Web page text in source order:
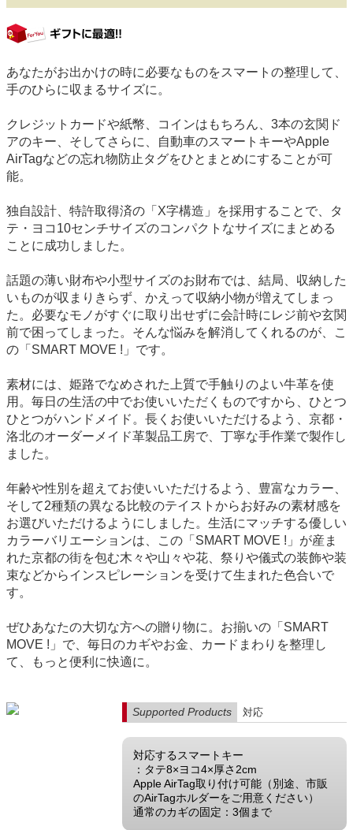
あなたがお出かけの時に必要なものをスマートの整理して、
手のひらに収まるサイズに。
クレジットカードや紙幣、コインはもちろん、3本の玄関ド
アのキー、そしてさらに、自動車のスマートキーやApple
AirTagなどの忘れ物防止タグをひとまとめにすることが可
能。
独自設計、特許取得済の「X字構造」を採用することで、タ
テ・ヨコ10センチサイズのコンパクトなサイズにまとめる
ことに成功しました。
話題の薄い財布や小型サイズのお財布では、結局、収納した
いものが収まりきらず、かえって収納小物が増えてしまっ
た。必要なモノがすぐに取り出せずに会計時にレジ前や玄関
前で困ってしまった。そんな悩みを解消してくれるのが、こ
の「SMART MOVE !」です。
素材には、姫路でなめされた上質で手触りのよい牛革を使
用。毎日の生活の中でお使いいただくものですから、ひとつ
ひとつがハンドメイド。長くお使いいただけるよう、京都・
洛北のオーダーメイド革製品工房で、丁寧な手作業で製作し
ました。
年齢や性別を超えてお使いいただけるよう、豊富なカラー、
そして2種類の異なる比較のテイストからお好みの素材感を
お選びいただけるようにしました。生活にマッチする優しい
カラーバリエーションは、この「SMART MOVE !」が産ま
れた京都の街を包む木々や山々や花、祭りや儀式の装飾や装
束などからインスピレーションを受けて生まれた色合いで
す。
ぜひあなたの大切な方への贈り物に。お揃いの「SMART
MOVE !」で、毎日のカギやお金、カードまわりを整理し
て、もっと便利に快適に。
Supported Products 対応
対応するスマートキー
：タテ8×ヨコ4×厚さ2cm
Apple AirTag取り付け可能（別途、市販
のAirTagホルダーをご用意ください）
通常のカギの固定：3個まで